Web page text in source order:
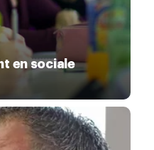
en sociale